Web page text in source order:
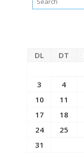
DL DT
3
4
10
11
17
18
24
25
31